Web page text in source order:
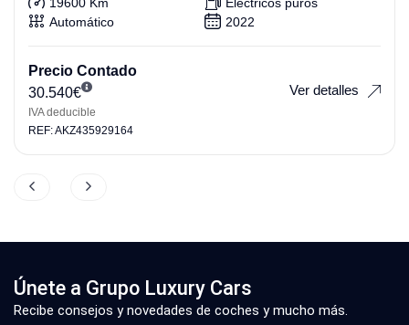
Automático
2022
Precio Contado
30.540€
IVA deducible
Ver detalles
REF: AKZ435929164
Únete a Grupo Luxury Cars
Recibe consejos y novedades de coches y mucho más.